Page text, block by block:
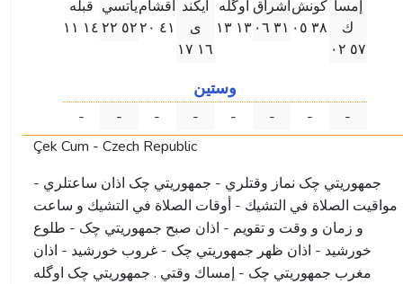
إمسا
ك
٥٧ ۰۲
كونش
۳٨ ۰٥
اشراق
۳۱ ۰٦
اوگله
۱۳ ۱۳
ايكند
ى
۱٦ ۱٧
آقشام
٤۱ ۲۰
ياتسي
٥۲ ۲۲
قبله
۱٤ ۱۱
وستین
-
-
-
-
-
-
-
-
Çek Cum - Czech Republic
جمهوریتي چک نماز وقتلري - جمهوریتي چک اذان ساعتلري -
مواقيت الصلاة في التشيك - أوقات الصلاة في التشيك و ساعت
و زمان و وقت و تقویم - اذان صبح جمهوریتي چک - طلوع
خورشید - اذان ظهر جمهوریتي چک - غروب خورشید - اذان
مغرب جمهوریتي چک - إمساك وقتي . جمهوریتي چک اوگله